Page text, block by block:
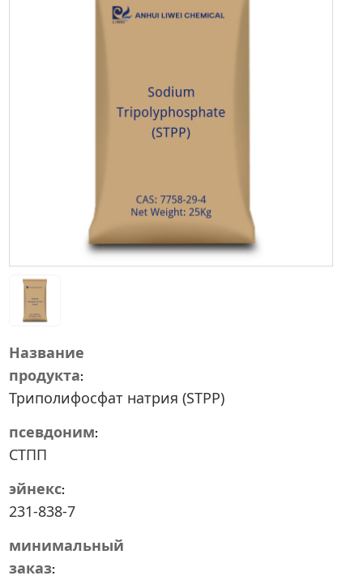
Название
продукта
Триполифосфат натрия (STPP)
псевдоним
СТПП
эйнекс
231-838-7
минимальный
заказ